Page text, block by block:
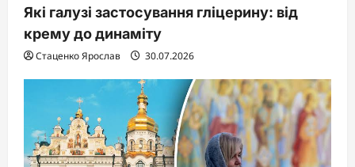
Які галузі застосування гліцерину: від
крему до динаміту
Стаценко Ярослав 30.07.2026